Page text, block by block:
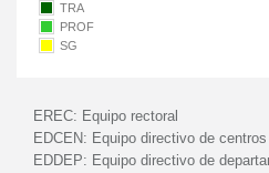
TRA
PROF
SG
EREC: Equipo rectoral
EDCEN: Equipo directivo de centros
EDDEP: Equipo directivo de